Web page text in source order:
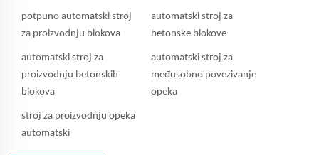
potpuno automatski stroj
za proizvodnju blokova
automatski stroj za
betonske blokove
automatski stroj za
proizvodnju betonskih
blokova
automatski stroj za
međusobno povezivanje
opeka
stroj za proizvodnju opeka
automatski